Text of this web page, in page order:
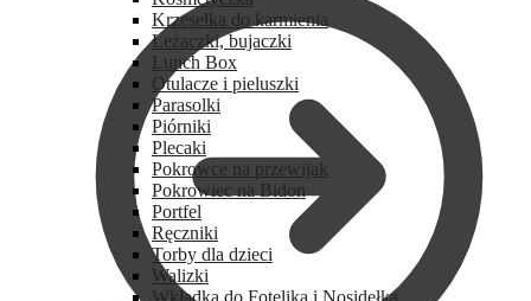
Krzesełka do karmienia
Leżaczki, bujaczki
Lunch Box
Otulacze i pieluszki
Parasolki
Piórniki
Plecaki
Pokrowce na przewijak
Pokrowiec na Bidon
Portfel
Ręczniki
Torby dla dzieci
Walizki
Wkładka do Fotelika i Nosidełka